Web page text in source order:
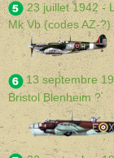
23 juillet 1942 -
Mk Vb (codes AZ-?)
13 septembre
Bristol Blenheim ?